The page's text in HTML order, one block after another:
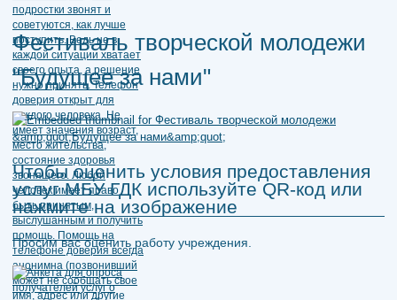
Фестиваль творческой молодежи
"Будущее за нами"
Чтобы оценить условия предоставления
услуг МБУ ГДК используйте QR-код или
нажмите на изображение
Просим вас оценить работу учреждения.